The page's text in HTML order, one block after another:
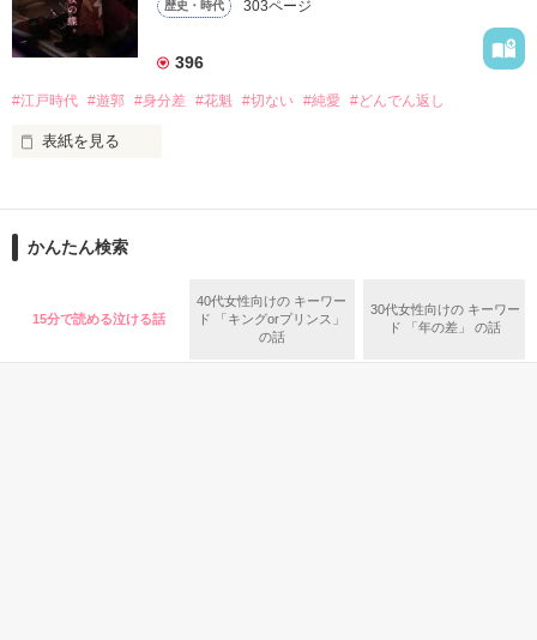
也だった。
彼は莫大な借財を肩代わりする代わりに、澄乃への「婿入り」
拒否権のない契約結婚。
を示される。
「あなたの好きなものは、きっと良いものです」
る澄乃の「刺繍」を、誰よりも尊重し、守り抜こうとする。
歴史・時代 303ページ
396
#江戸時代 #遊郭 #身分差 #花魁 #切ない #純愛 #どんでん返し
表紙を見る
ここは江戸の花街・吉原───裏遊郭。
かんたん検索
15分で読める泣ける話
40代女性向けの キーワー
ド 「キングorプリンス」
の話
30代女性向けの キーワー
ド 「年の差」 の話